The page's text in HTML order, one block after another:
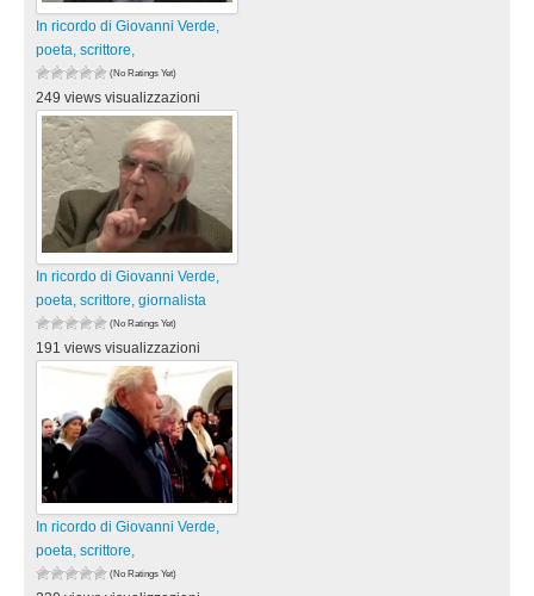
In ricordo di Giovanni Verde,
poeta, scrittore,
(No Ratings Yet)
249 views visualizzazioni
In ricordo di Giovanni Verde,
poeta, scrittore, giornalista
(No Ratings Yet)
191 views visualizzazioni
In ricordo di Giovanni Verde,
poeta, scrittore,
(No Ratings Yet)